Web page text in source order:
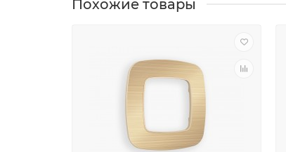
Похожие товары